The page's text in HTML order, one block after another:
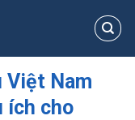
Việt Nam
ích cho